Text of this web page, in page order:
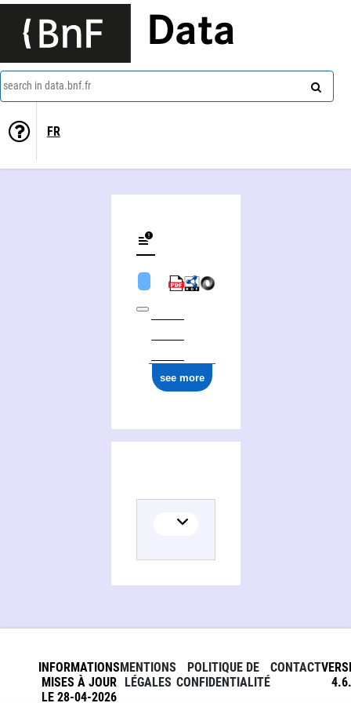
Data
search in data.bnf.fr
FR
see more
INFORMATIONS
MISES À JOUR
LE 28-04-2026
MENTIONS
LÉGALES
POLITIQUE DE
CONFIDENTIALITÉ
CONTACT